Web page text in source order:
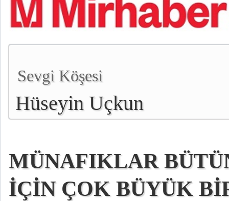
Sevgi Köşesi
Hüseyin Uçkun
MÜNAFIKLAR
İÇİN ÇOK BÜYÜK